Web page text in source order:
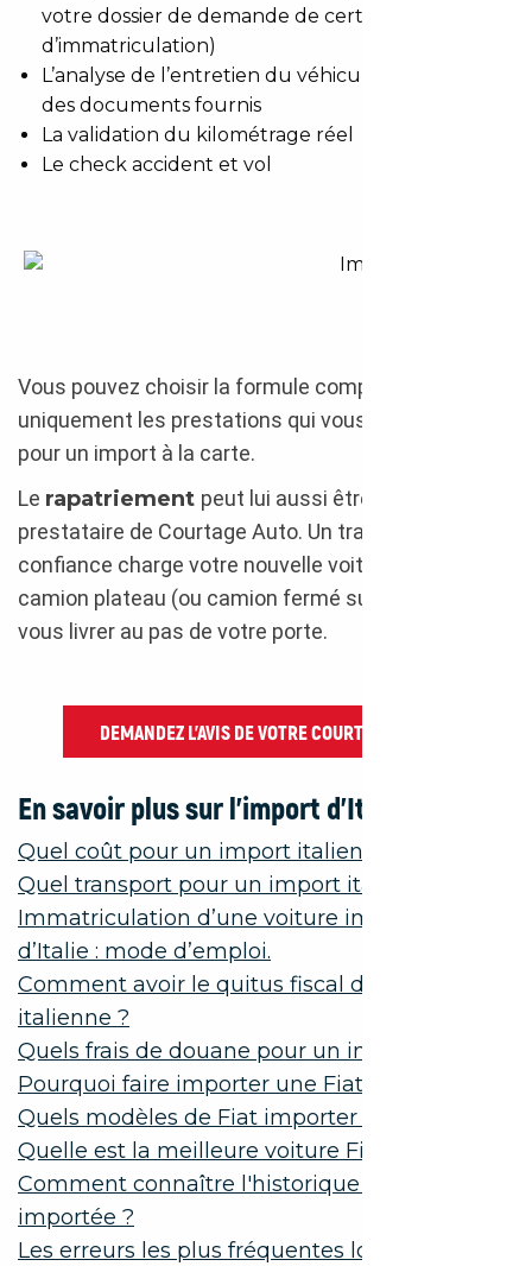
votre dossier de demande de certificat
d’immatriculation)
L’analyse de l’entretien du véhicule au travers
des documents fournis
La validation du kilométrage réel
Le check accident et vol
Vous pouvez choisir la formule complète, ou piocher
uniquement les prestations qui vous intéressent
pour un import à la carte.
Le rapatriement peut lui aussi être assuré par un
prestataire de Courtage Auto. Un transporteur de
confiance charge votre nouvelle voiture sur son
camion plateau (ou camion fermé sur devis) pour
vous livrer au pas de votre porte.
DEMANDEZ L’AVIS DE VOTRE COURTIER AUTO
En savoir plus sur l’import d’Italie :
Quel coût pour un import italien ?
Quel transport pour un import italien ?
Immatriculation d’une voiture importée
d’Italie : mode d’emploi.
Comment avoir le quitus fiscal d’une voiture
italienne ?
Quels frais de douane pour un import d’Italie ?
Pourquoi faire importer une Fiat ?
Quels modèles de Fiat importer ?
Quelle est la meilleure voiture Fiat ?
Comment connaître l'historique d'une voiture
importée ?
Les erreurs les plus fréquentes lors d'un